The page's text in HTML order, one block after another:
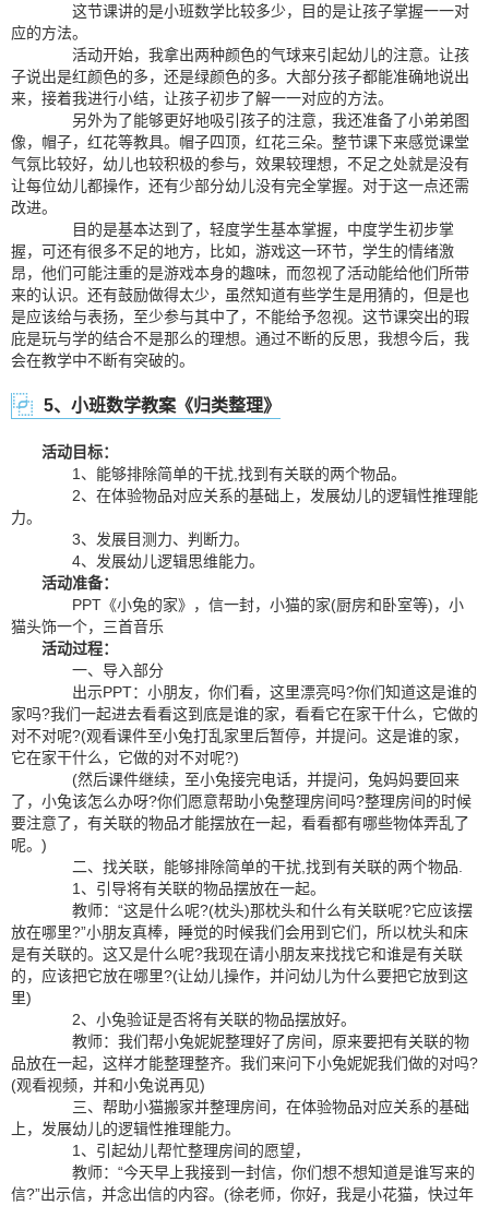
这节课讲的是小班数学比较多少，目的是让孩子掌握一一对
应的方法。
活动开始，我拿出两种颜色的气球来引起幼儿的注意。让孩
子说出是红颜色的多，还是绿颜色的多。大部分孩子都能准确地说出
来，接着我进行小结，让孩子初步了解一一对应的方法。
另外为了能够更好地吸引孩子的注意，我还准备了小弟弟图
像，帽子，红花等教具。帽子四顶，红花三朵。整节课下来感觉课堂
气氛比较好，幼儿也较积极的参与，效果较理想，不足之处就是没有
让每位幼儿都操作，还有少部分幼儿没有完全掌握。对于这一点还需
改进。
目的是基本达到了，轻度学生基本掌握，中度学生初步掌
握，可还有很多不足的地方，比如，游戏这一环节，学生的情绪激
昂，他们可能注重的是游戏本身的趣味，而忽视了活动能给他们所带
来的认识。还有鼓励做得太少，虽然知道有些学生是用猜的，但是也
是应该给与表扬，至少参与其中了，不能给予忽视。这节课突出的瑕
庇是玩与学的结合不是那么的理想。通过不断的反思，我想今后，我
会在教学中不断有突破的。
5、小班数学教案《归类整理》
活动目标：
1、能够排除简单的干扰,找到有关联的两个物品。
2、在体验物品对应关系的基础上，发展幼儿的逻辑性推理能
力。
3、发展目测力、判断力。
4、发展幼儿逻辑思维能力。
活动准备：
PPT《小兔的家》，信一封，小猫的家(厨房和卧室等)，小
猫头饰一个，三首音乐
活动过程：
一、导入部分
出示PPT：小朋友，你们看，这里漂亮吗?你们知道这是谁的
家吗?我们一起进去看看这到底是谁的家，看看它在家干什么，它做的
对不对呢?(观看课件至小兔打乱家里后暂停，并提问。这是谁的家，
它在家干什么，它做的对不对呢?)
(然后课件继续，至小兔接完电话，并提问，兔妈妈要回来
了，小兔该怎么办呀?你们愿意帮助小兔整理房间吗?整理房间的时候
要注意了，有关联的物品才能摆放在一起，看看都有哪些物体弄乱了
呢。)
二、找关联，能够排除简单的干扰,找到有关联的两个物品.
1、引导将有关联的物品摆放在一起。
教师：“这是什么呢?(枕头)那枕头和什么有关联呢?它应该摆
放在哪里?”小朋友真棒，睡觉的时候我们会用到它们，所以枕头和床
是有关联的。这又是什么呢?我现在请小朋友来找找它和谁是有关联
的，应该把它放在哪里?(让幼儿操作，并问幼儿为什么要把它放到这
里)
2、小兔验证是否将有关联的物品摆放好。
教师：我们帮小兔妮妮整理好了房间，原来要把有关联的物
品放在一起，这样才能整理整齐。我们来问下小兔妮妮我们做的对吗?
(观看视频，并和小兔说再见)
三、帮助小猫搬家并整理房间，在体验物品对应关系的基础
上，发展幼儿的逻辑性推理能力。
1、引起幼儿帮忙整理房间的愿望，
教师：“今天早上我接到一封信，你们想不想知道是谁写来的
信?”出示信，并念出信的内容。(徐老师，你好，我是小花猫，快过年